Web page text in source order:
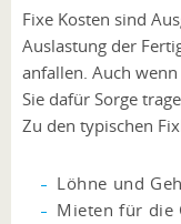
Fixe Kosten sind
Auslastung der
anfallen. Auch
Sie dafür Sorge
Zu den typischen
Löhne und
Mieten für die